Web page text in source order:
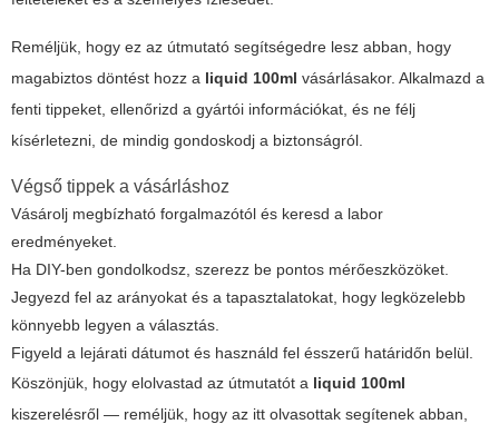
Reméljük, hogy ez az útmutató segítségedre lesz abban, hogy
magabiztos döntést hozz a liquid 100ml vásárlásakor. Alkalmazd a
fenti tippeket, ellenőrizd a gyártói információkat, és ne félj
kísérletezni, de mindig gondoskodj a biztonságról.
Végső tippek a vásárláshoz
Vásárolj megbízható forgalmazótól és keresd a labor
eredményeket.
Ha DIY-ben gondolkodsz, szerezz be pontos mérőeszközöket.
Jegyezd fel az arányokat és a tapasztalatokat, hogy legközelebb
könnyebb legyen a választás.
Figyeld a lejárati dátumot és használd fel ésszerű határidőn belül.
Köszönjük, hogy elolvastad az útmutatót a liquid 100ml
kiszerelésről — reméljük, hogy az itt olvasottak segítenek abban,